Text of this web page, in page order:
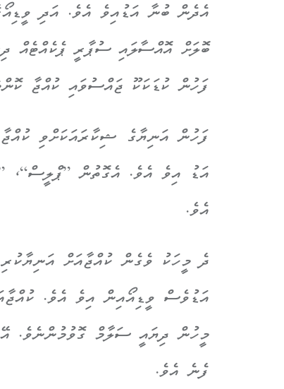
އެދެން ބުނާ އަޑުއިވެ އެވެ. އަދި
ބޮލަށް އޮއްސާލައި ސުޕާރީ ޕެކެއްޓެއް
ފަހުން ކުޑަކަކޫ ޖައްސުވައި ކުއްޖާ
ފަހުން އަނިޔާގެ ޝިކާރައަކަށްވި
އަޑު އިވެ އެވެ. އެގޮތުން
އެވެ.
ދެ މީހަކު ވެގެން ކުއްޖާއަށް
އަޑުވެސް ވީޑިއޯއިން އިވެ އެވެ.
މީހުން ދިޔައީ ސަލާމް ގޮވުމުންނެވެ.
ފެނެ އެވެ.